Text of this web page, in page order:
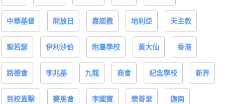
中華基督 開放日 嘉諾撒 地利亞 天主教
聖若瑟 伊利沙伯 附屬學校 黃大仙 香港
路德會 李兆基 九龍 商會 紀念學校 新界
到校直擊 賽馬會 李國寶 樂善堂 迦南